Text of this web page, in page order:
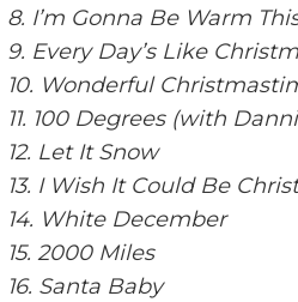
8. I’m Gonna Be Warm
9. Every Day’s Like
10. Wonderful
11. 100 Degrees (with
12. Let It Snow
13. I Wish It Could Be
14. White December
15. 2000 Miles
16. Santa Baby